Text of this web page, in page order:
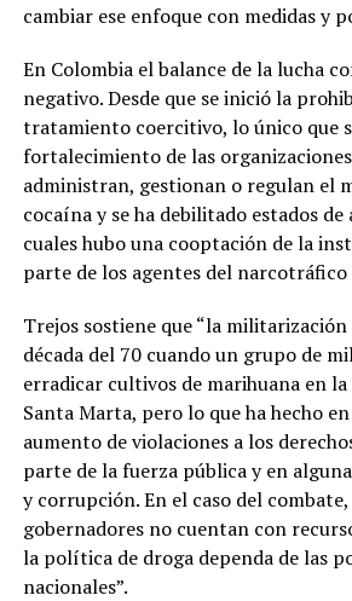
cambiar ese enfoque con medidas y
En Colombia el balance de la lucha
negativo. Desde que se inició la
tratamiento coercitivo, lo único que
fortalecimiento de las
administran, gestionan o regulan el
cocaína y se ha debilitado estados
cuales hubo una cooptación de la
parte de los agentes del narcotráfico
Trejos sostiene que “la
década del 70 cuando un grupo de
erradicar cultivos de marihuana en la
Santa Marta, pero lo que ha hecho
aumento de violaciones a los
parte de la fuerza pública y en
y corrupción. En el caso del
gobernadores no cuentan con
la política de droga dependa de las
nacionales”.